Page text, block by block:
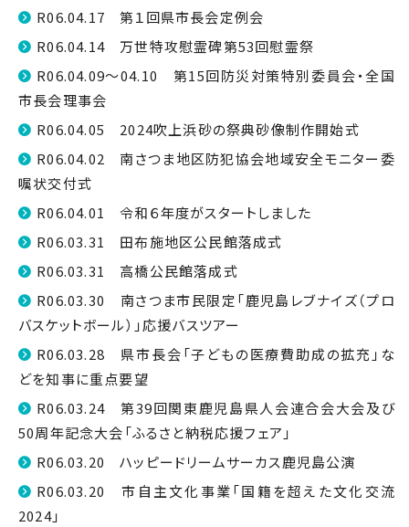
R06.04.17 第１回県市長会定例会
R06.04.14 万世特攻慰霊碑第53回慰霊祭
R06.04.09～04.10 第15回防災対策特別委員会・全国
市長会理事会
R06.04.05 2024吹上浜砂の祭典砂像制作開始式
R06.04.02 南さつま地区防犯協会地域安全モニター委
嘱状交付式
R06.04.01 令和６年度がスタートしました
R06.03.31 田布施地区公民館落成式
R06.03.31 高橋公民館落成式
R06.03.30 南さつま市民限定「鹿児島レブナイズ（プロ
バスケットボール）」応援バスツアー
R06.03.28 県市長会「子どもの医療費助成の拡充」な
どを知事に重点要望
R06.03.24 第39回関東鹿児島県人会連合会大会及び
50周年記念大会「ふるさと納税応援フェア」
R06.03.20 ハッピードリームサーカス鹿児島公演
R06.03.20 市自主文化事業「国籍を超えた文化交流
2024」